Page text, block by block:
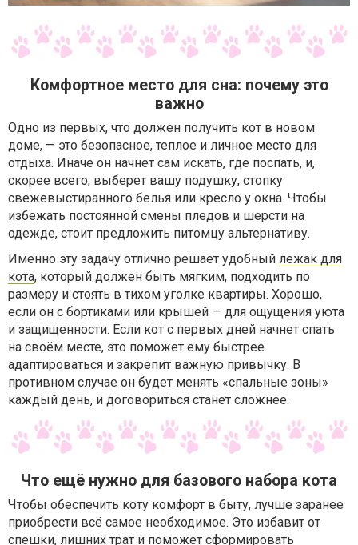
Комфортное место для сна: почему это
важно
Одно из первых, что должен получить кот в новом
доме, — это безопасное, теплое и личное место для
отдыха. Иначе он начнет сам искать, где поспать, и,
скорее всего, выберет вашу подушку, стопку
свежевыстиранного белья или кресло у окна. Чтобы
избежать постоянной смены пледов и шерсти на
одежде, стоит предложить питомцу альтернативу.
Именно эту задачу отлично решает удобный лежак для
кота, который должен быть мягким, подходить по
размеру и стоять в тихом уголке квартиры. Хорошо,
если он с бортиками или крышей — для ощущения уюта
и защищенности. Если кот с первых дней начнет спать
на своём месте, это поможет ему быстрее
адаптироваться и закрепит важную привычку. В
противном случае он будет менять «спальные зоны»
каждый день, и договориться станет сложнее.
Что ещё нужно для базового набора кота
Чтобы обеспечить коту комфорт в быту, лучше заранее
приобрести всё самое необходимое. Это избавит от
спешки, лишних трат и поможет сформировать